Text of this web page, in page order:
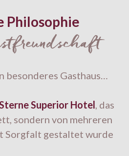
Philosophie
besonderes Gasthaus…
Superior Hotel, das
sondern von mehreren
Sorgfalt gestaltet wurde